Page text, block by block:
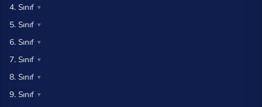
4. Sınıf
5. Sınıf
6. Sınıf
7. Sınıf
8. Sınıf
9. Sınıf